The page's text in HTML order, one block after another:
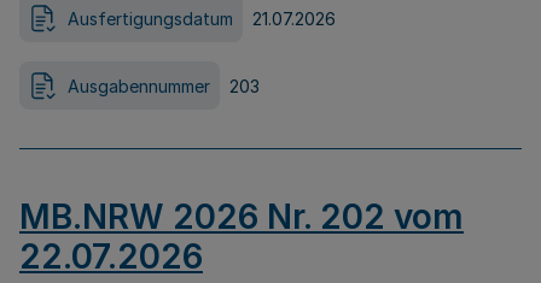
Ausfertigungsdatum 21.07.2026
Ausgabennummer 203
MB.NRW 2026 Nr. 202 vom
22.07.2026